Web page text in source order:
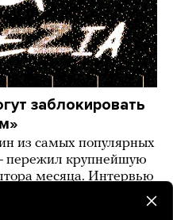
заблокировать
из самых популярных
пережил крупнейшую
месяца. Интервью